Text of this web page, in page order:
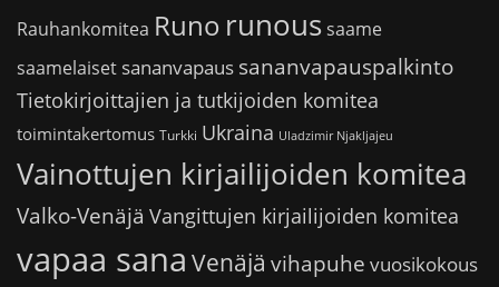
Rauhankomitea Runo runoussaame
saamelaiset sananvapaus sananvapauspalkinto
Tietokirjoittajien ja tutkijoiden komitea
toimintakertomus Turkki Ukraina Uladzimir Njakljajeu
Vainottujen kirjailijoiden komitea
Valko-Venäjä Vangittujen kirjailijoiden komitea
vapaa sana Venäjä vihapuhe vuosikokous